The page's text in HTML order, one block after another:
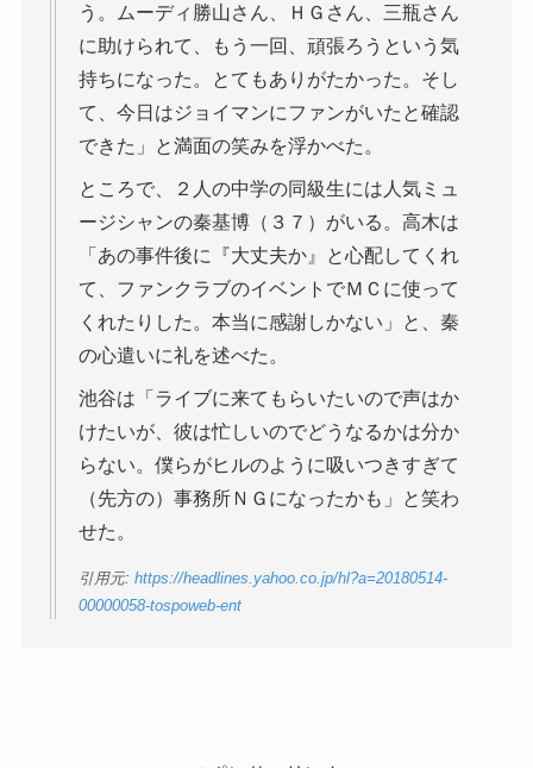
う。ムーディ勝山さん、ＨＧさん、三瓶さん
に助けられて、もう一回、頑張ろうという気
持ちになった。とてもありがたかった。そし
て、今日はジョイマンにファンがいたと確認
できた」と満面の笑みを浮かべた。
ところで、２人の中学の同級生には人気ミュ
ージシャンの秦基博（３７）がいる。高木は
「あの事件後に『大丈夫か』と心配してくれ
て、ファンクラブのイベントでＭＣに使って
くれたりした。本当に感謝しかない」と、秦
の心遣いに礼を述べた。
池谷は「ライブに来てもらいたいので声はか
けたいが、彼は忙しいのでどうなるかは分か
らない。僕らがヒルのように吸いつきすぎて
（先方の）事務所ＮＧになったかも」と笑わ
せた。
引用元: https://headlines.yahoo.co.jp/hl?a=20180514-
00000058-tospoweb-ent